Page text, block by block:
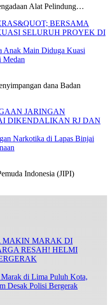
Alat Pelindung…
Anak Main Diduga Kuasi
Medan
dana Badan
Narkotika di Lapas Binjai
Indonesia (JIPI)
di Lima Puluh Kota,
Desak Polisi Bergerak